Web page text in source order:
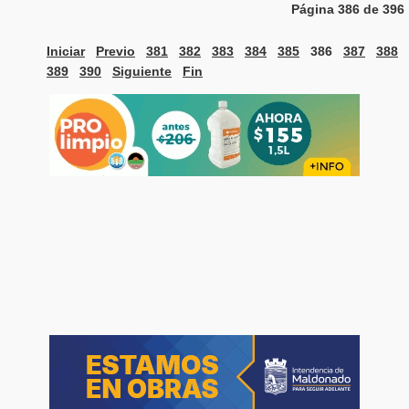
Página 386 de 396
Iniciar Previo 381 382 383 384 385 386 387
388
389
390 Siguiente Fin